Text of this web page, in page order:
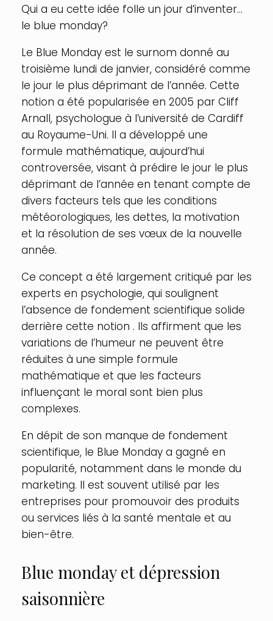
Qui a eu cette idée folle un jour d’inventer…
le blue monday?
Le Blue Monday est le surnom donné au
troisième lundi de janvier, considéré comme
le jour le plus déprimant de l’année. Cette
notion a été popularisée en 2005 par Cliff
Arnall, psychologue à l’université de Cardiff
au Royaume-Uni. Il a développé une
formule mathématique, aujourd’hui
controversée, visant à prédire le jour le plus
déprimant de l’année en tenant compte de
divers facteurs tels que les conditions
météorologiques, les dettes, la motivation
et la résolution de ses vœux de la nouvelle
année.
Ce concept a été largement critiqué par les
experts en psychologie, qui soulignent
l’absence de fondement scientifique solide
derrière cette notion . Ils affirment que les
variations de l’humeur ne peuvent être
réduites à une simple formule
mathématique et que les facteurs
influençant le moral sont bien plus
complexes.
En dépit de son manque de fondement
scientifique, le Blue Monday a gagné en
popularité, notamment dans le monde du
marketing. Il est souvent utilisé par les
entreprises pour promouvoir des produits
ou services liés à la santé mentale et au
bien-être.
Blue monday et dépression
saisonnière